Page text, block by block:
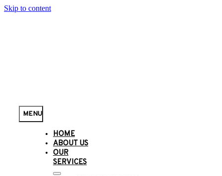
Skip to content
MENU
HOME
ABOUT US
OUR
SERVICES